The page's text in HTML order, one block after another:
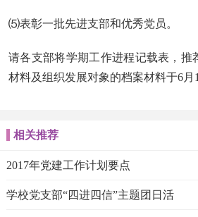
⑸表彰一批先进支部和优秀党员。
请各支部将学期工作进程记载表，推
材料及组织发展对象的档案材料于6月
相关推荐
2017年党建工作计划要点
学校党支部“四进四信”主题团日活